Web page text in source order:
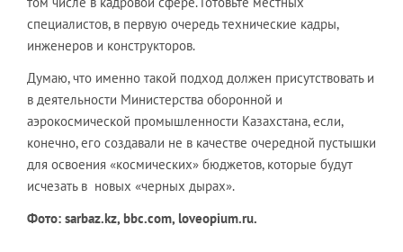
специалистов, в первую очередь технические кадры,
инженеров и конструкторов.
Думаю, что именно такой подход должен присутствовать и
в деятельности Министерства оборонной и
аэрокосмической промышленности Казахстана, если,
конечно, его создавали не в качестве очередной пустышки
для освоения «космических» бюджетов, которые будут
исчезать в новых «черных дырах».
Фото: sarbaz.kz, bbc.com, loveopium.ru.